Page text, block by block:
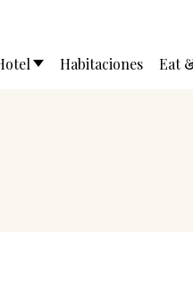
Habitaciones Eat